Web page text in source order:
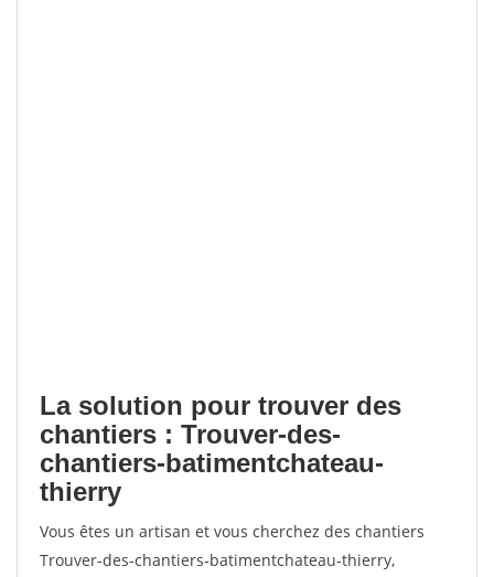
La solution pour trouver des
chantiers : Trouver-des-
chantiers-batimentchateau-
thierry
Vous êtes un artisan et vous cherchez des chantiers
Trouver-des-chantiers-batimentchateau-thierry,